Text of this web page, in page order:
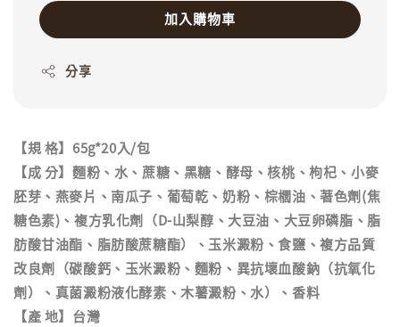
加入購物車
分享
【規 格】65g*20入/包
【成 分】麵粉、水、蔗糖、黑糖、酵母、核桃、枸杞、小麥
胚芽、燕麥片、南瓜子、葡萄乾、奶粉、棕櫚油、著色劑(焦
糖色素)、複方乳化劑（D-山梨醇、大豆油、大豆卵磷脂、脂
肪酸甘油酯、脂肪酸蔗糖酯）、玉米澱粉、食鹽、複方品質
改良劑（碳酸鈣、玉米澱粉、麵粉、異抗壞血酸鈉（抗氧化
劑）、真菌澱粉液化酵素、木薯澱粉、水）、香料
【產 地】台灣